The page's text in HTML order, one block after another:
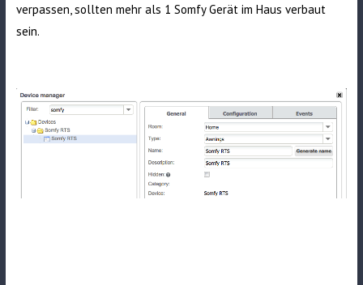
verpassen, sollten mehr als 1 Somfy Gerät im Haus verbaut
sein.